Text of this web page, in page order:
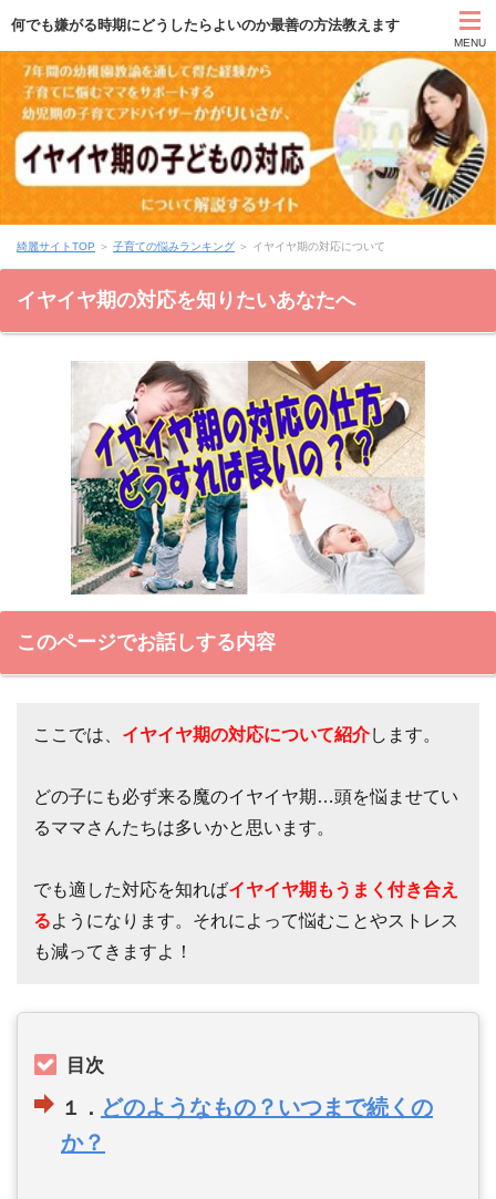
何でも嫌がる時期にどうしたらよいのか最善の方法教えます
MENU
TOP
無料 綺麗ママ育成講座
無料 幼児期の子育て講座
運営者情報
綺麗サイトTOP ＞ 子育ての悩みランキング ＞ イヤイヤ期の対応について
イヤイヤ期の対応を知りたいあなたへ
このページでお話しする内容
ここでは、 イヤイヤ期の対応について紹介します。
どの子にも必ず来る魔のイヤイヤ期…頭を悩ませてい
るママさんたちは多いかと思います。
でも適した対応を知ればイヤイヤ期もうまく付き合え
るようになります。それによって悩むことやストレス
も減ってきますよ！
目次
１． どのようなもの？いつまで続くの
か？